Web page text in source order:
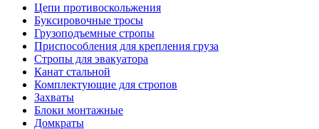
Цепи противоскольжения
Буксировочные тросы
Грузоподъемные стропы
Приспособления для крепления груза
Стропы для эвакуатора
Канат стальной
Комплектующие для стропов
Захваты
Блоки монтажные
Домкраты